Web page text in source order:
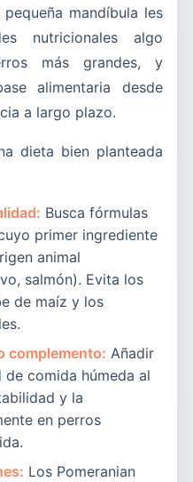
mandíbula les
nutricionales algo
más grandes, y
alimentaria desde
a largo plazo.
dieta bien planteada
Busca fórmulas
primer ingrediente
animal
salmón). Evita los
de maíz y los
complemento: Añadir
de comida húmeda al
y la
en perros
Los Pomeranian